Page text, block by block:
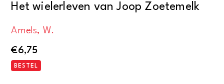
Het wielerleven van Joop Zoetemelk
Amels, W.
€6,75
BESTEL